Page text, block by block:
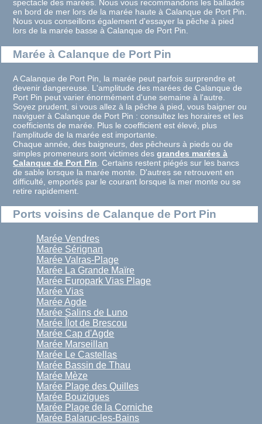
spectacle des marées. Nous vous recommandons les ballades
en bord de mer lors de la marée haute à Calanque de Port Pin.
Nous vous conseillons également d'essayer la pêche à pied
lors de la marée basse à Calanque de Port Pin.
Marée à Calanque de Port Pin
A Calanque de Port Pin, la marée peut parfois surprendre et
devenir dangereuse. L'amplitude des marées de Calanque de
Port Pin peut varier énormément d'une semaine à l'autre.
Soyez prudent, si vous allez à la pêche à pied, vous baigner ou
naviguer à Calanque de Port Pin : consultez les horaires et les
coefficients de marée. Plus le coefficient est élevé, plus
l'amplitude de la marée est importante.
Chaque année, des baigneurs, des pêcheurs à pieds ou de
simples promeneurs sont victimes desgrandes marées à
Calanque de Port Pin . Certains restent piégés sur les bancs
de sable lorsque la marée monte. D'autres se retrouvent en
difficulté, emportés par le courant lorsque la mer monte ou se
retire rapidement.
Ports voisins de Calanque de Port Pin
Marée Vendres
Marée Sérignan
Marée Valras-Plage
Marée La Grande Maïre
Marée Europark Vias Plage
Marée Vias
Marée Agde
Marée Salins de Luno
Marée Îlot de Brescou
Marée Cap d'Agde
Marée Marseillan
Marée Le Castellas
Marée Bassin de Thau
Marée Mèze
Marée Plage des Quilles
Marée Bouzigues
Marée Plage de la Corniche
Marée Balaruc-les-Bains